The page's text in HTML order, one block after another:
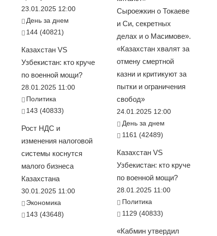
23.01.2025 12:00
День за днем
144 (40821)
Казахстан VS
Узбекистан: кто круче
по военной мощи?
28.01.2025 11:00
Политика
143 (40833)
Рост НДС и
изменения налоговой
системы коснутся
малого бизнеса
Казахстана
30.01.2025 11:00
Экономика
143 (43648)
Сыроежкин о Токаеве
и Си, секретных
делах и о Масимове».
«Казахстан хвалят за
отмену смертной
казни и критикуют за
пытки и ограничения
свобод»
24.01.2025 12:00
День за днем
1161 (42489)
Казахстан VS
Узбекистан: кто круче
по военной мощи?
28.01.2025 11:00
Политика
1129 (40833)
«Кабмин утвердил